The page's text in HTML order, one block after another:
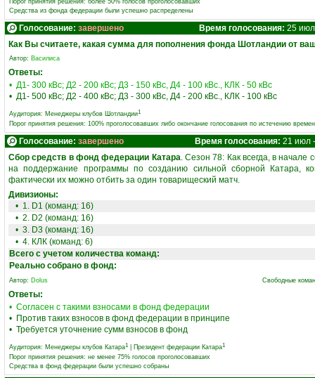
Порог принятия решения: более 50% голосов проголосовавших
Средства из фонда федерации были успешно распределены
Голосование: завершено Время голосования: 25 июл
Как Вы считаете, какая сумма для пополнения фонда Шотландии от
Автор: Василиса
Ответы:
• Д1- 300 кВс; Д2 - 200 кВс; Д3 - 150 кВс, Д4 - 100 кВс., КЛК - 50 кВс
• Д1- 500 кВс; Д2 - 400 кВс; Д3 - 300 кВс, Д4 - 200 кВс., КЛК - 100 кВс
Аудитория: Менеджеры клубов Шотландии1
Порог принятия решения: 100% проголосовавших либо окончание голосования по истечению
Голосование: завершено Время голосования: 21 июл
Сбор средств в фонд федерации Катара. Сезон 78: Как всегда, в
на поддержание программы по созданию сильной сборной Катара,
фактически их можно отбить за один товарищеский матч.
Дивизионы:
• 1. D1 (команд: 16)
• 2. D2 (команд: 16)
• 3. D3 (команд: 16)
• 4. КЛК (команд: 6)
Всего с учетом количества команд:
Реально собрано в фонд:
Автор: Dolus Свободные
Ответы:
• Согласен с такими взносами в фонд федерации
• Против таких взносов в фонд федерации в принципе
• Требуется уточнение сумм взносов в фонд
Аудитория: Менеджеры клубов Катара1 Президент федерации Катара1
Порог принятия решения: не менее 75% голосов проголосовавших
Средства в фонд федерации были успешно собраны